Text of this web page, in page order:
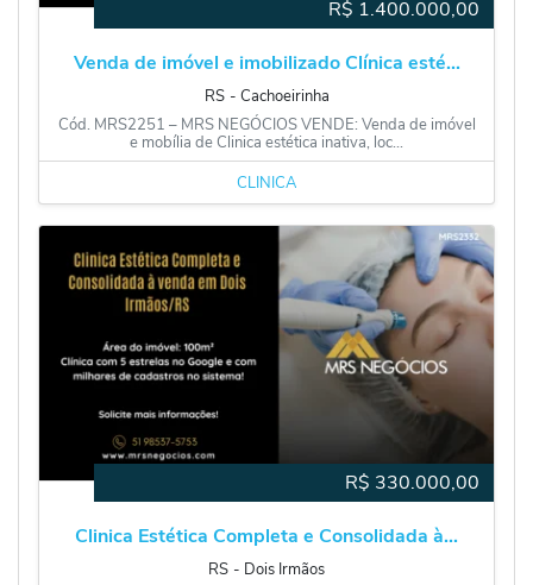
R$ 1.400.000,00
Venda de imóvel e imobilizado Clínica esté...
RS ‐ Cachoeirinha
Cód. MRS2251 – MRS NEGÓCIOS VENDE: Venda de imóvel
e mobília de Clinica estética inativa, loc...
CLÍNICA
R$ 330.000,00
Clinica Estética Completa e Consolidada à...
RS ‐ Dois Irmãos